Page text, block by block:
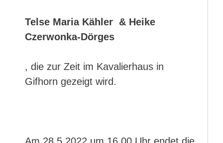
Telse Maria Kähler & Heike
Czerwonka-Dörges
, die zur Zeit im Kavalierhaus in
Gifhorn gezeigt wird.